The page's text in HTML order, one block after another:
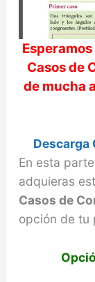
Casos de
de mucha
Descarga
En esta
adquieras
Casos de
opción de tu